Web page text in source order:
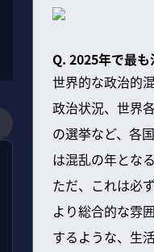
Q. 2025年で最
世界的な政治的
政治状況、世界
の選挙など、各
は混乱の年となる
ただ、これは必
より総合的な雰
するような、生